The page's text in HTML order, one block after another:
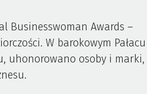
Businesswoman Awards –
W barokowym Pałacu
uhonorowano osoby i marki,